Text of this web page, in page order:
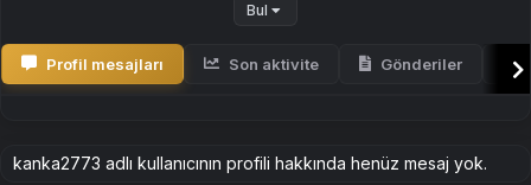
Bul
Profil mesajları Son aktivite Gönderiler
kanka2773 adlı kullanıcının profili hakkında henüz mesaj yok.